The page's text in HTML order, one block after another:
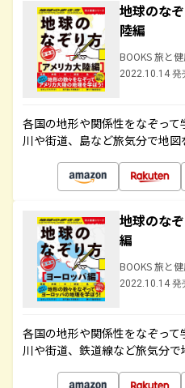
地球のな
陸編
BOOKS 旅と
2022.10.14 発
各国の地形や関係性をなぞって
川や街道、島など旅気分で地図
地球のな
編
BOOKS 旅と
2022.10.14 発
各国の地形や関係性をなぞって
川や街道、鉄道線など旅気分で